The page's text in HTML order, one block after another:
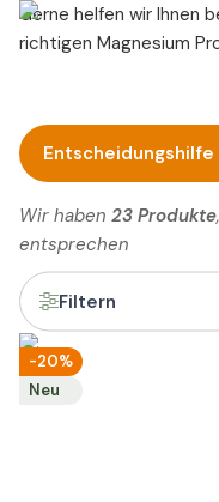
Gerne helfen wir Ihnen
richtigen Magnesium
Wir haben 23 Produkte
entsprechen
Filtern
-20%
Neu